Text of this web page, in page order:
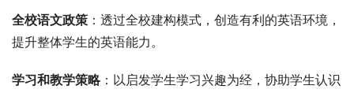
全校语文政策 ：透过全校建构模式，创造有利的英语环境，
提升整体学生的英语能力。
学习和教学策略：以启发学生学习兴趣为经，协助学生认识